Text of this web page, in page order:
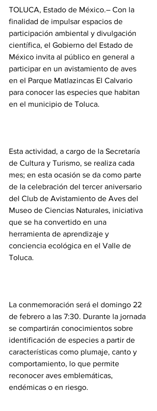
TOLUCA, Estado de México.– Con la
finalidad de impulsar espacios de
participación ambiental y divulgación
científica, el Gobierno del Estado de
México invita al público en general a
participar en un avistamiento de aves
en el Parque Matlazincas El Calvario
para conocer las especies que habitan
en el municipio de Toluca.
Esta actividad, a cargo de la Secretaría
de Cultura y Turismo, se realiza cada
mes; en esta ocasión se da como parte
de la celebración del tercer aniversario
del Club de Avistamiento de Aves del
Museo de Ciencias Naturales, iniciativa
que se ha convertido en una
herramienta de aprendizaje y
conciencia ecológica en el Valle de
Toluca.
La conmemoración será el domingo 22
de febrero a las 7:30. Durante la jornada
se compartirán conocimientos sobre
identificación de especies a partir de
características como plumaje, canto y
comportamiento, lo que permite
reconocer aves emblemáticas,
endémicas o en riesgo.